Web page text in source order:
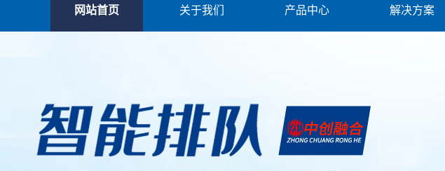
网站首页 关于我们 产品中心 解决方案